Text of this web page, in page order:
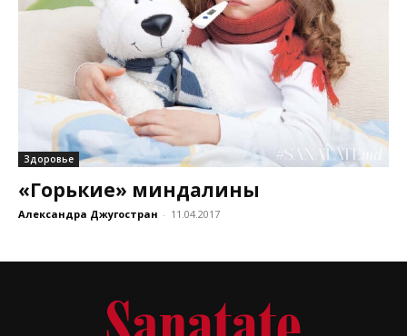
Здоровье
«Горькие» миндалины
Александра Джугостран - 11.04.2017